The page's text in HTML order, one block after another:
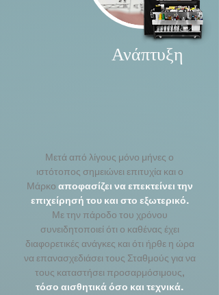
Ανάπτυξη
Μετά από λίγους μόνο μήνες ο
ιστότοπος σημειώνει επιτυχία και ο
Μάρκο αποφασίζει να επεκτείνει την
επιχείρησή του και στο εξωτερικό.
Με την πάροδο του χρόνου
συνειδητοποιεί ότι ο καθένας έχει
διαφορετικές ανάγκες και ότι ήρθε η ώρα
να επανασχεδιάσει τους Σταθμούς για να
τους καταστήσει προσαρμόσιμους,
τόσο αισθητικά όσο και τεχνικά.